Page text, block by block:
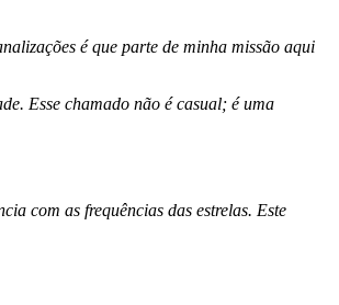
é que parte de minha missão aqui
Esse chamado não é casual; é uma
com as frequências das estrelas. Este